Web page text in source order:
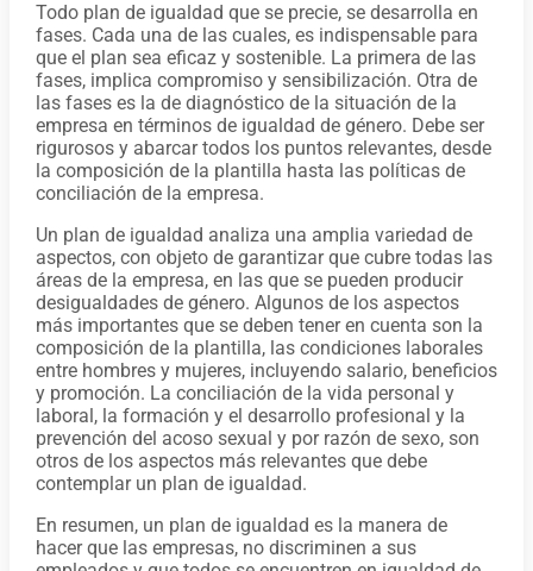
Todo plan de igualdad que se precie, se desarrolla en
fases. Cada una de las cuales, es indispensable para
que el plan sea eficaz y sostenible. La primera de las
fases, implica compromiso y sensibilización. Otra de
las fases es la de diagnóstico de la situación de la
empresa en términos de igualdad de género. Debe ser
rigurosos y abarcar todos los puntos relevantes, desde
la composición de la plantilla hasta las políticas de
conciliación de la empresa.
Un plan de igualdad analiza una amplia variedad de
aspectos, con objeto de garantizar que cubre todas las
áreas de la empresa, en las que se pueden producir
desigualdades de género. Algunos de los aspectos
más importantes que se deben tener en cuenta son la
composición de la plantilla, las condiciones laborales
entre hombres y mujeres, incluyendo salario, beneficios
y promoción. La conciliación de la vida personal y
laboral, la formación y el desarrollo profesional y la
prevención del acoso sexual y por razón de sexo, son
otros de los aspectos más relevantes que debe
contemplar un plan de igualdad.
En resumen, un plan de igualdad es la manera de
hacer que las empresas, no discriminen a sus